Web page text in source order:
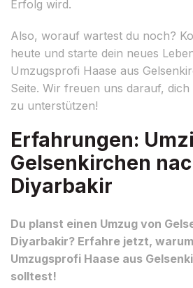
Erfolg wird.
Also, worauf wartest du noch?
heute und starte dein neues
Umzugsprofi Haase aus
Seite. Wir freuen uns darauf, dich
zu unterstützen!
Erfahrungen:
Gelsenkirchen
Diyarbakir
Du planst einen Umzug von
Diyarbakir? Erfahre jetzt,
Umzugsprofi Haase aus
solltest!